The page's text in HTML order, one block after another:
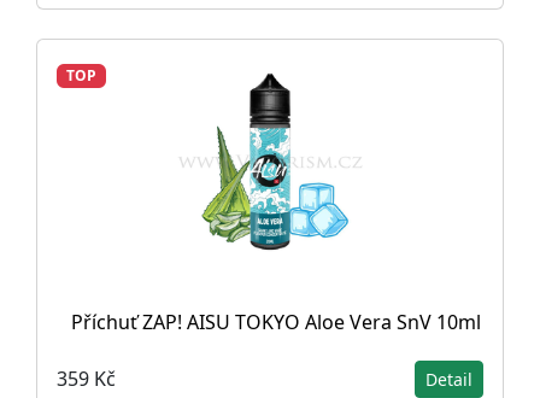
TOP
Příchuť ZAP! AISU TOKYO Aloe Vera SnV 10ml
359 Kč Detail